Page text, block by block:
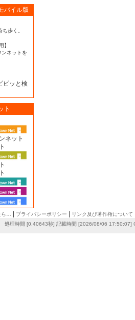
バイル版
歩く。
】
ンネットを
ピッと検
ト
ら… プライバシーポリシー リンク及び著作権について
処理時間 [0.40643秒] 記載時間 [2026/08/06 17:50:07]